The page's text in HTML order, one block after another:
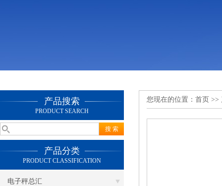
产品搜索
PRODUCT SEARCH
产品分类
PRODUCT CLASSIFICATION
电子秤总汇
您现在的位置： 首页 >>